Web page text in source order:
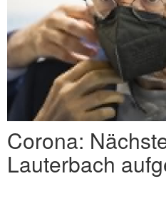
Corona:
Lauterbach